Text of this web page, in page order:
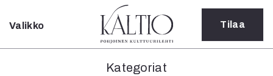
Sulje
Kategoriat
Valikko Tilaa
Kategoriat